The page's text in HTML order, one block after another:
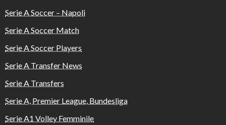
Serie A Soccer – Napoli
Serie A Soccer Match
Serie A Soccer Players
Serie A Transfer News
Serie A Transfers
Serie A, Premier League, Bundesliga
Serie A1 Volley Femminile